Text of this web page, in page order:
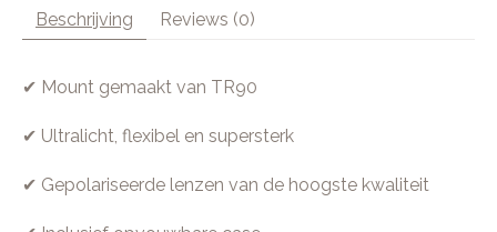
Beschrijving Reviews (0)
✔ Mount gemaakt van TR90
✔ Ultralicht, flexibel en supersterk
✔ Gepolariseerde lenzen van de hoogste kwaliteit